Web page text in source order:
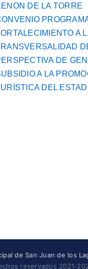
DE LA TORRE
A
DE
A LA
DEL
de San Juan de los
reservados 2021-